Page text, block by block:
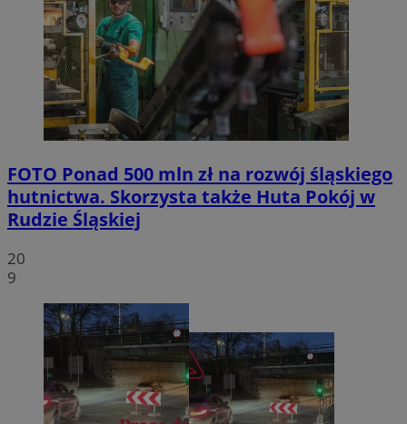
FOTO Ponad 500 mln zł na rozwój śląskiego
hutnictwa. Skorzysta także Huta Pokój w
Rudzie Śląskiej
20
9